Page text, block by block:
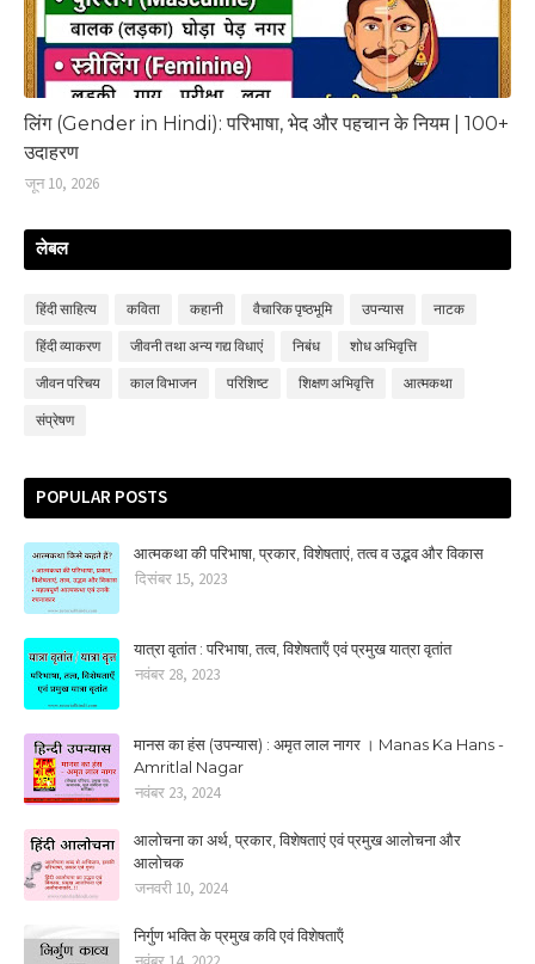
लिंग (Gender in Hindi): परिभाषा, भेद और पहचान के नियम | 100+
उदाहरण
जून 10, 2026
लेबल
हिंदी साहित्‍य कविता कहानी वैचारिक पृष्ठभूमि उपन्‍यास नाटक
हिंदी व्‍याकरण जीवनी तथा अन्य गद्य विधाएं निबंध शोध अभिवृत्ति
जीवन परिचय काल विभाजन परिशिष्‍ट शिक्षण अभिवृत्ति आत्मकथा
संप्रेषण
POPULAR POSTS
आत्मकथा की परिभाषा, प्रकार, विशेषताएं, तत्‍व व उद्भव और विकास
दिसंबर 15, 2023
यात्रा वृतांत : परिभाषा, तत्‍व, विशेषताऍं एवं प्रमुख यात्रा वृतांत
नवंबर 28, 2023
मानस का हंस (उपन्यास) : अमृत लाल नागर । Manas Ka Hans -
Amritlal Nagar
नवंबर 23, 2024
आलोचना का अर्थ, प्रकार, विशेषताएं एवं प्रमुख आलोचना और
आलोचक
जनवरी 10, 2024
निर्गुण भक्ति के प्रमुख कवि एवं विशेषताऍं